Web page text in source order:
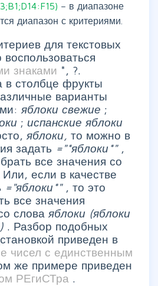
– в диапазоне
диапазон с критериями.
для текстовых
знаками *, ?.
в столбце фрукты
варианты
яблоки свежие ;
; испанские яблоки
яблоки, то можно в
задать ="*яблоки*" ,
все значения со
Или, если в качестве
="яблоки*" , то это
все значения
слова яблоки (яблоки
. Разбор подобных
приведен в
чисел с единственным
же примере приведен
РЕгиСТра .